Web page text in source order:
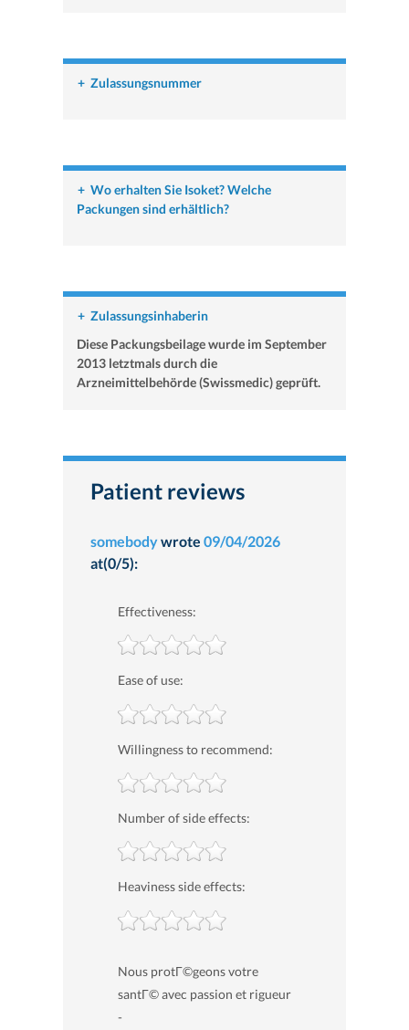
+ Zulassungsnummer
+ Wo erhalten Sie Isoket? Welche
Packungen sind erhältlich?
+ Zulassungsinhaberin
Diese Packungsbeilage wurde im September
2013 letztmals durch die
Arzneimittelbehörde (Swissmedic) geprüft.
Patient reviews
somebodywrote 09/04/2026
at(0/5):
Effectiveness:
Ease of use:
Willingness to recommend:
Number of side effects:
Heaviness side effects:
Nous protГ©geons votre
santГ© avec passion et rigueur
-